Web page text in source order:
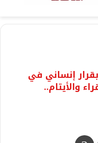
إنساني في
والأيتام..
مشاركة عبر البريد